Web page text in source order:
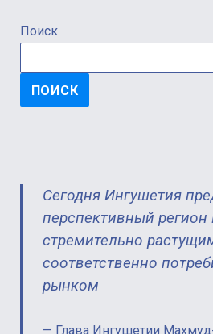
Поиск
ПОИСК
Сегодня Ингушетия
перспективный регион
стремительно
соответственно
рынком
Глава Ингушетии